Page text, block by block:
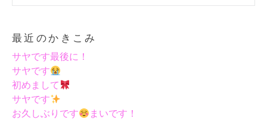
最近のかきこみ
サヤです最後に！
サヤです
初めまして
サヤです
お久しぶりです
まいです！